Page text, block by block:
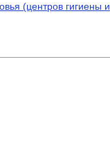
(центров гигиены и